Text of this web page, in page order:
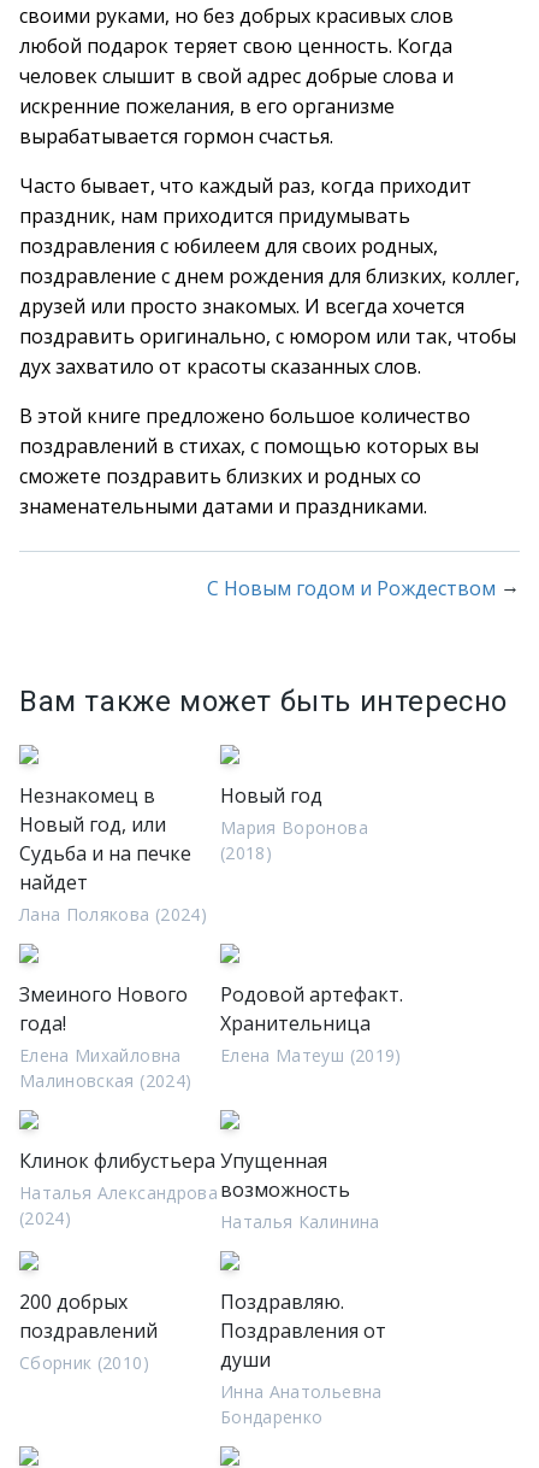
своими руками, но без добрых красивых слов
любой подарок теряет свою ценность. Когда
человек слышит в свой адрес добрые слова и
искренние пожелания, в его организме
вырабатывается гормон счастья.
Часто бывает, что каждый раз, когда приходит
праздник, нам приходится придумывать
поздравления с юбилеем для своих родных,
поздравление с днем рождения для близких, коллег,
друзей или просто знакомых. И всегда хочется
поздравить оригинально, с юмором или так, чтобы
дух захватило от красоты сказанных слов.
В этой книге предложено большое количество
поздравлений в стихах, с помощью которых вы
сможете поздравить близких и родных со
знаменательными датами и праздниками.
С Новым годом и Рождеством →
Вам также может быть интересно
Незнакомец в
Новый год, или
Cудьба и на печке
найдет
Лана Полякова (2024)
Новый год
Мария Воронова
(2018)
Змеиного Нового
года!
Елена Михайловна
Малиновская (2024)
Родовой артефакт.
Хранительница
Елена Матеуш (2019)
Клинок флибустьера
Наталья Александрова
(2024)
Упущенная
возможность
Наталья Калинина
200 добрых
поздравлений
Сборник (2010)
Поздравляю.
Поздравления от
души
Инна Анатольевна
Бондаренко